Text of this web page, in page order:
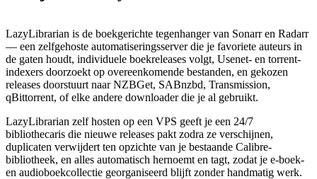
LazyLibrarian is de boekgerichte tegenhanger van Sonarr en Radarr
— een zelfgehoste automatiseringsserver die je favoriete auteurs in
de gaten houdt, individuele boekreleases volgt, Usenet- en torrent-
indexers doorzoekt op overeenkomende bestanden, en gekozen
releases doorstuurt naar NZBGet, SABnzbd, Transmission,
qBittorrent, of elke andere downloader die je al gebruikt.
LazyLibrarian zelf hosten op een VPS geeft je een 24/7
bibliothecaris die nieuwe releases pakt zodra ze verschijnen,
duplicaten verwijdert ten opzichte van je bestaande Calibre-
bibliotheek, en alles automatisch hernoemt en tagt, zodat je e-boek-
en audioboekcollectie georganiseerd blijft zonder handmatig werk.